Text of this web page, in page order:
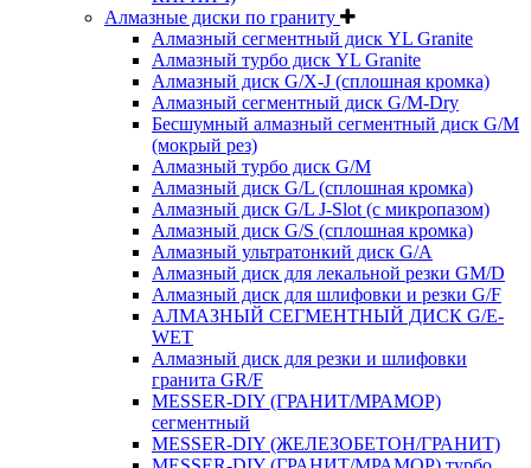
Алмазные диски по граниту
Алмазный сегментный диск YL Granite
Алмазный турбо диск YL Granite
Алмазный диск G/X-J (сплошная кромка)
Алмазный сегментный диск G/M-Dry
Бесшумный алмазный сегментный диск G/M
(мокрый рез)
Алмазный турбо диск G/M
Алмазный диск G/L (сплошная кромка)
Алмазный диск G/L J-Slot (с микропазом)
Алмазный диск G/S (сплошная кромка)
Алмазный ультратонкий диск G/A
Алмазный диск для лекальной резки GM/D
Алмазный диск для шлифовки и резки G/F
АЛМАЗНЫЙ СЕГМЕНТНЫЙ ДИСК G/E-
WET
Алмазный диск для резки и шлифовки
гранита GR/F
MESSER-DIY (ГРАНИТ/МРАМОР)
сегментный
MESSER-DIY (ЖЕЛЕЗОБЕТОН/ГРАНИТ)